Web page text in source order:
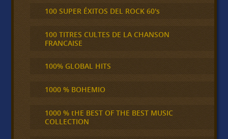
100 SUPER ÉXITOS DEL ROCK 60's
100 TITRES CULTES DE LA CHANSON
FRANCAISE
100% GLOBAL HITS
1000 % BOHEMIO
1000 % tHE BEST OF THE BEST MUSIC
COLLECTION